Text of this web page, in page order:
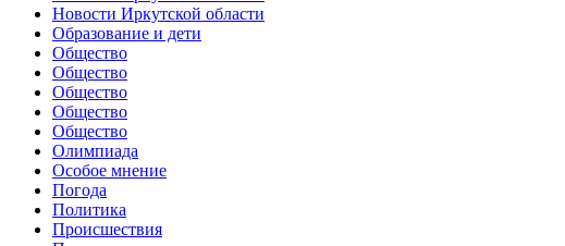
Новости Иркутской области
Образование и дети
Общество
Общество
Общество
Общество
Общество
Олимпиада
Особое мнение
Погода
Политика
Происшествия